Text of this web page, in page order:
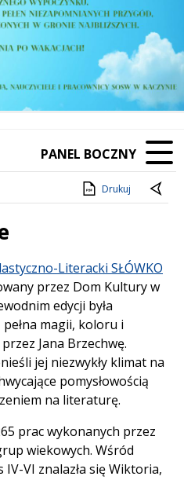
PANEL BOCZNY
Drukuj
Literacki SŁÓWKO
przez Dom Kultury w
edycji była
pełna magii, koloru i
Jana Brzechwę.
jej niezwykły klimat na
pomysłowością
na literaturę.
prac wykonanych przez
wiekowych. Wśród
VI znalazła się Wiktoria,